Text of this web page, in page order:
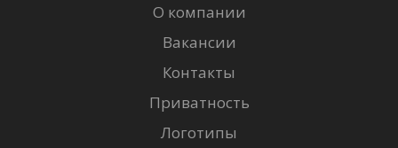
О компании
Вакансии
Контакты
Приватность
Логотипы